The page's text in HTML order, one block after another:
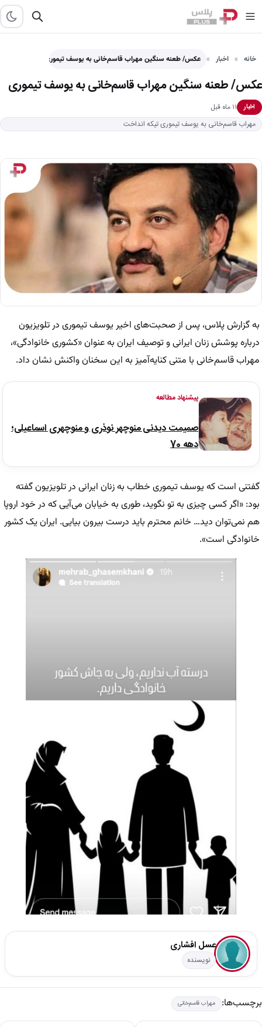
خانه اخبار عکس/ طعنه سنگین مهراب قاسم‌خانی به یوسف تیموری
عکس/ طعنه سنگین مهراب قاسم‌خانی به یوسف تیموری
اخبار
۱۱ ماه قبل
مهراب قاسم‌خانی به یوسف تیموری تیکه انداخت
به گزارش پلاس، پس از صحبت‌های اخیر یوسف تیموری در تلویزیون
درباره پوشش زنان ایرانی و توصیف ایران به عنوان «کشوری خانوادگی»،
مهراب قاسم‌خانی با متنی کنایه‌آمیز به این سخنان واکنش نشان داد.
پیشنهاد مطالعه
صمیمت دیدنی منوچهر نوذری و منوچهری اسماعیلی؛
دهه 70
گفتنی است که یوسف تیموری خطاب به زنان ایرانی در تلویزیون گفته
بود: «اگر کسی چیزی به تو نگوید، طوری به خیابان می‌آیی که در خود اروپا
هم نمی‌توان دید… خانم محترم باید درست بیرون بیایی. ایران یک کشور
خانوادگی است».
عسل افشاری
نویسنده
برچسب‌ها: مهراب قاسم‌خانی